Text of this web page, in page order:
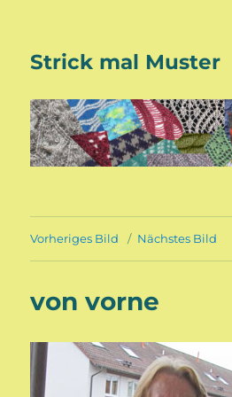
Strick mal Muster
Vorheriges Bild Nächstes Bild
von vorne